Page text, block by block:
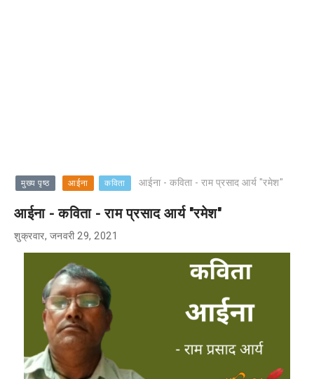
मुख्य पृष्ठ आईना कविता आईना - कविता - राम प्रसाद आर्य "रमेश"
आईना - कविता - राम प्रसाद आर्य "रमेश"
शुक्रवार, जनवरी 29, 2021